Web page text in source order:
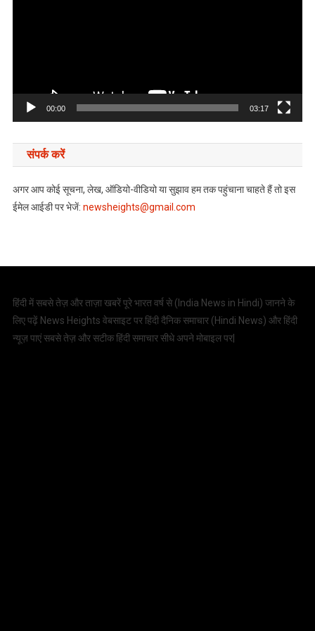
00:00 03:17
संपर्क करें
अगर आप कोई सूचना, लेख, ऑडियो-वीडियो या सुझाव हम तक पहुंचाना चाहते हैं तो इस
ईमेल आईडी पर भेजें: newsheights@gmail.com
हिंदी में सबसे तेज़ और ताज़ा खबरें पूरे भारत वर्ष से ( India News in Hindi) जानने के
लिए पढ़ें News Heights वेबसाइट पर हिंदी दैनिक समाचार (Hindi News) और हिंदी
न्यूज़ पाएं सबसे तेज़ और सटीक हिंदी समाचार सीधे अपने मोबाइल पर|